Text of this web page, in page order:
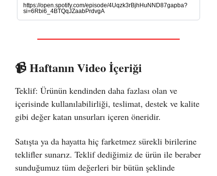
https://open.spotify.com/episode/4Uqzk3rBjhHuNND87gapba?
si=6Rbi6_4BTQqJZaabPrdvgA
📹 Haftanın Video İçeriği
Teklif: Ürünün kendinden daha fazlası olan ve
içerisinde kullanılabilirliği, teslimat, destek ve kalite
gibi değer katan unsurları içeren öneridir.
Satışta ya da hayatta hiç farketmez sürekli birilerine
teklifler sunarız. Teklif dediğimiz de ürün ile beraber
sunduğumuz tüm değerleri bir bütün şeklinde